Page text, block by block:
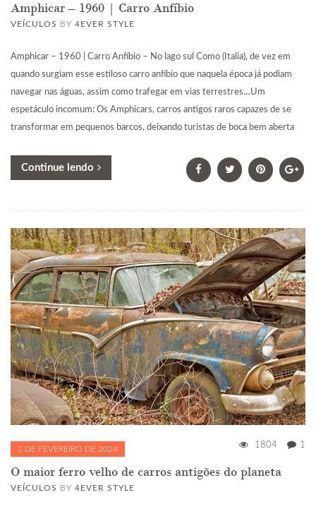
Amphicar – 1960 | Carro Anfíbio
VEÍCULOS BY 4EVER STYLE
Amphicar – 1960 | Carro Anfíbio – No lago sul Como (Italia), de vez em
quando surgiam esse estiloso carro anfíbio que naquela época já podiam
navegar nas águas, assim como trafegar em vias terrestres…Um
espetáculo incomum: Os Amphicars, carros antigos raros capazes de se
transformar em pequenos barcos, deixando turistas de boca bem aberta
Continue lendo
2 DE FEVEREIRO DE 2024 1804 1
O maior ferro velho de carros antigões do planeta
VEÍCULOS BY 4EVER STYLE